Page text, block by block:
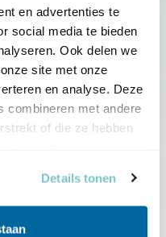
en advertenties te
social media te bieden
Ook delen we
site met onze
en analyse. Deze
combineren met andere
of die ze hebben
Details tonen